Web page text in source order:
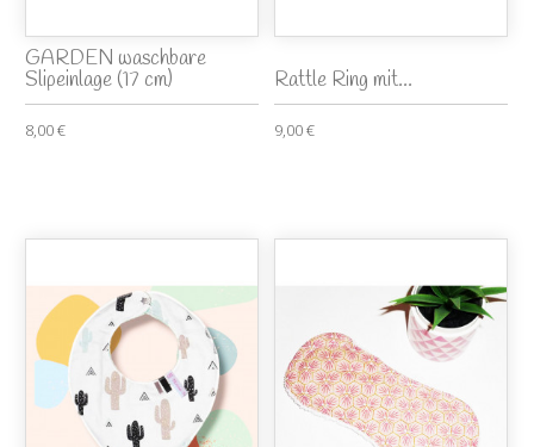
GARDEN waschbare
Slipeinlage (17 cm)
8,00 €
Rattle Ring mit...
9,00 €